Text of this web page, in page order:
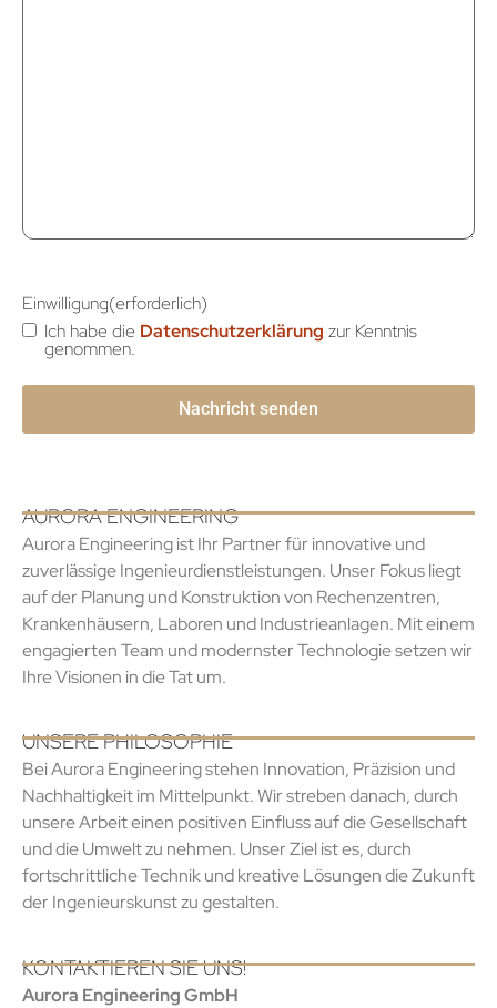
Einwilligung(erforderlich)
Ich habe die Datenschutzerklärung zur Kenntnis
genommen.
AURORA ENGINEERING
Aurora Engineering ist Ihr Partner für innovative und
zuverlässige Ingenieurdienstleistungen. Unser Fokus liegt
auf der Planung und Konstruktion von Rechenzentren,
Krankenhäusern, Laboren und Industrieanlagen. Mit einem
engagierten Team und modernster Technologie setzen wir
Ihre Visionen in die Tat um.
UNSERE PHILOSOPHIE
Bei Aurora Engineering stehen Innovation, Präzision und
Nachhaltigkeit im Mittelpunkt. Wir streben danach, durch
unsere Arbeit einen positiven Einfluss auf die Gesellschaft
und die Umwelt zu nehmen. Unser Ziel ist es, durch
fortschrittliche Technik und kreative Lösungen die Zukunft
der Ingenieurskunst zu gestalten.
KONTAKTIEREN SIE UNS!
Aurora Engineering GmbH